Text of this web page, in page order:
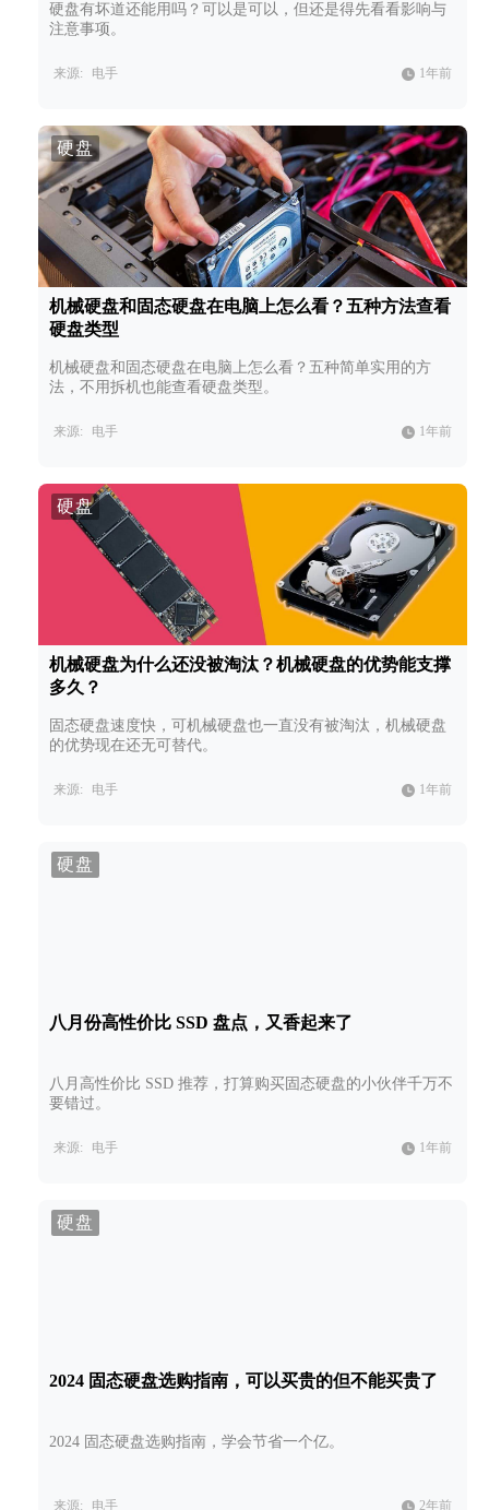
硬盘有坏道还能用吗？可以是可以，但还是得先看看影响与
注意事项。
来源: 电手 1年前
硬盘
机械硬盘和固态硬盘在电脑上怎么看？五种方法查看
硬盘类型
机械硬盘和固态硬盘在电脑上怎么看？五种简单实用的方
法，不用拆机也能查看硬盘类型。
来源: 电手 1年前
硬盘
机械硬盘为什么还没被淘汰？机械硬盘的优势能支撑
多久？
固态硬盘速度快，可机械硬盘也一直没有被淘汰，机械硬盘
的优势现在还无可替代。
来源: 电手 1年前
硬盘
八月份高性价比 SSD 盘点，又香起来了
八月高性价比 SSD 推荐，打算购买固态硬盘的小伙伴千万不
要错过。
来源: 电手 1年前
硬盘
2024 固态硬盘选购指南，可以买贵的但不能买贵了
2024 固态硬盘选购指南，学会节省一个亿。
来源: 电手 2年前